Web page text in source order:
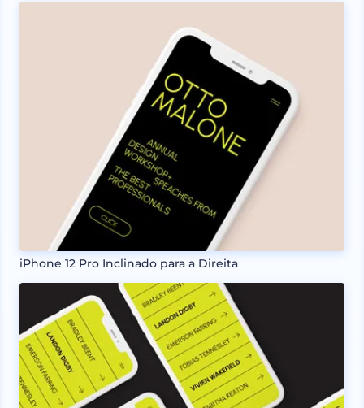
iPhone 12 Pro Inclinado para a Direita